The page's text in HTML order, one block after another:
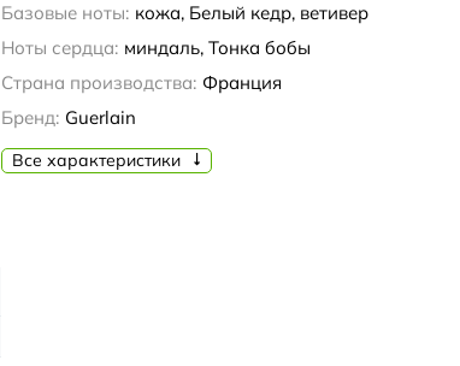
Базовые ноты: кожа, Белый кедр, ветивер
Ноты сердца: миндаль, Тонка бобы
Страна производства: Франция
Бренд: Guerlain
Все характеристики